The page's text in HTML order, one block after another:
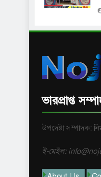
ভারপ্রাপ্ত
উপদেষ্টা সম্পাদক:
ই-মেইল: